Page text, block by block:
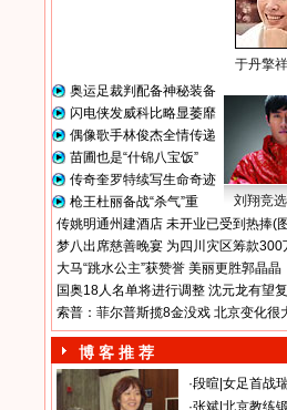
于丹擎
奥运足裁判配备神秘装备
闪电侠发威科比略显萎靡
偶像歌手林俊杰全情传递
苗圃也是“什锦八宝饭”
传奇奎罗特续写生命奇迹
枪王杜丽备战“杀气”重
刘翔竞
传姚明通州建酒店 未开业已受到热捧(
梦八出席慈善晚宴 为四川灾区筹款300
大马“跳水公主”获赞誉 美丽更胜郭晶晶
国奥18人名单将进行调整 沈元龙有望
索普：菲尔普斯揽8金没戏 北京变化很
博 客 推 荐
·段暄 女足首战
·张斌 北京教练